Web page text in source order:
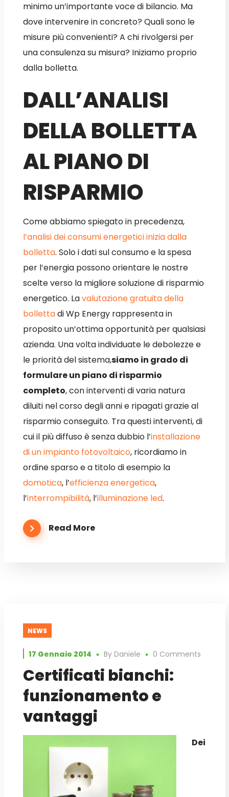
minimo un’importante voce di bilancio. Ma
dove intervenire in concreto? Quali sono le
misure più convenienti? A chi rivolgersi per
una consulenza su misura? Iniziamo proprio
dalla bolletta.
DALL’ANALISI
DELLA BOLLETTA
AL PIANO DI
RISPARMIO
Come abbiamo spiegato in precedenza,
l’analisi dei consumi energetici inizia dalla
bolletta. Solo i dati sul consumo e la spesa
per l’energia possono orientare le nostre
scelte verso la migliore soluzione di risparmio
energetico. Lavalutazione gratuita della
bollettadi Wp Energy rappresenta in
proposito un’ottima opportunità per qualsiasi
azienda. Una volta individuate le debolezze e
le priorità del sistema,siamo in grado di
formulare un piano di risparmio
completo, con interventi di varia natura
diluiti nel corso degli anni e ripagati grazie al
risparmio conseguito. Tra questi interventi, di
cui il più diffuso è senza dubbio l’installazione
di un impianto fotovoltaico, ricordiamo in
ordine sparso e a titolo di esempio la
domotica, l’efficienza energetica,
l’interrompibilità, l’illuminazione led.
Read More
NEWS
17 Gennaio 2014 ByDaniele 0 Comments
Certificati bianchi:
funzionamento e
vantaggi
Dei